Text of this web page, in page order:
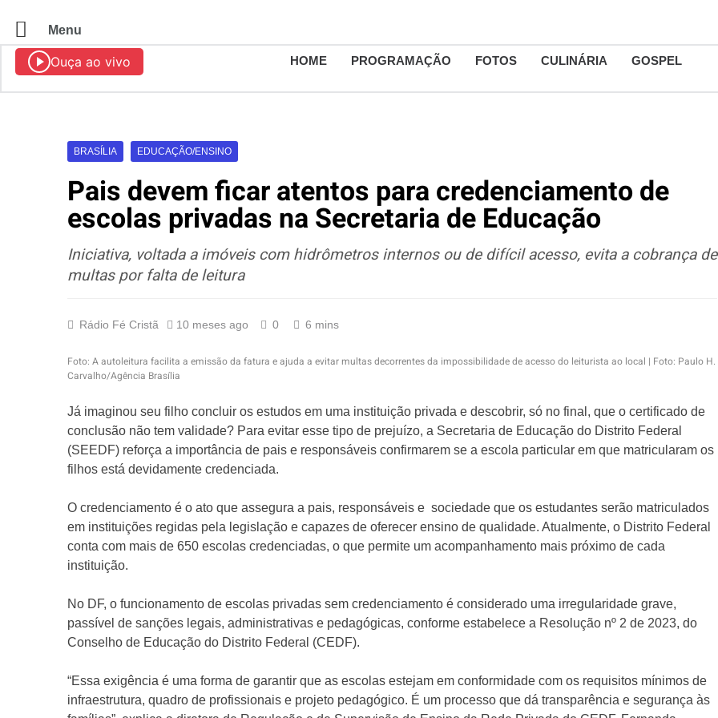
Menu
Ouça ao vivo HOME PROGRAMAÇÃO FOTOS CULINÁRIA GOSPEL
BRASÍLIA EDUCAÇÃO/ENSINO
Pais devem ficar atentos para credenciamento de
escolas privadas na Secretaria de Educação
Iniciativa, voltada a imóveis com hidrômetros internos ou de difícil acesso, evita a cobrança de
multas por falta de leitura
Rádio Fé Cristã 10 meses ago 0 6 mins
Foto: A autoleitura facilita a emissão da fatura e ajuda a evitar multas decorrentes da impossibilidade de acesso do leiturista ao local | Foto: Paulo H.
Carvalho/Agência Brasília
Já imaginou seu filho concluir os estudos em uma instituição privada e descobrir, só no final, que o certificado de
conclusão não tem validade? Para evitar esse tipo de prejuízo, a Secretaria de Educação do Distrito Federal
(SEEDF) reforça a importância de pais e responsáveis confirmarem se a escola particular em que matricularam os
filhos está devidamente credenciada.
O credenciamento é o ato que assegura a pais, responsáveis e sociedade que os estudantes serão matriculados
em instituições regidas pela legislação e capazes de oferecer ensino de qualidade. Atualmente, o Distrito Federal
conta com mais de 650 escolas credenciadas, o que permite um acompanhamento mais próximo de cada
instituição.
No DF, o funcionamento de escolas privadas sem credenciamento é considerado uma irregularidade grave,
passível de sanções legais, administrativas e pedagógicas, conforme estabelece a Resolução nº 2 de 2023, do
Conselho de Educação do Distrito Federal (CEDF).
“Essa exigência é uma forma de garantir que as escolas estejam em conformidade com os requisitos mínimos de
infraestrutura, quadro de profissionais e projeto pedagógico. É um processo que dá transparência e segurança às